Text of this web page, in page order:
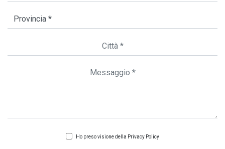
Ho preso visione della Privacy Policy